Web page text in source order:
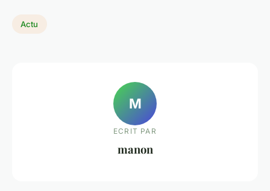
Actu
M
ECRIT PAR
manon